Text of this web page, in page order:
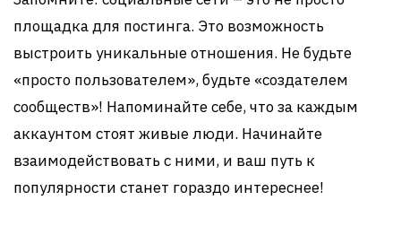
площадка для постинга. Это возможность
выстроить уникальные отношения. Не будьте
«просто пользователем», будьте «создателем
сообществ»! Напоминайте себе, что за каждым
аккаунтом стоят живые люди. Начинайте
взаимодействовать с ними, и ваш путь к
популярности станет гораздо интереснее!